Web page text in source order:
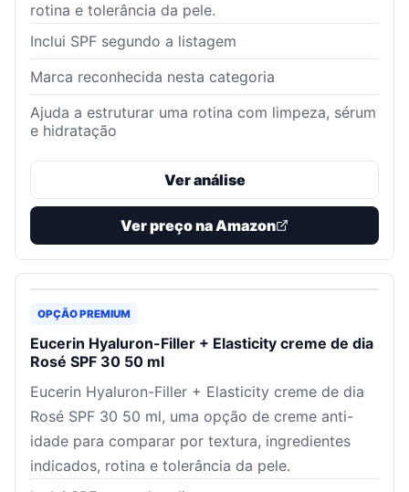
rotina e tolerância da pele.
Inclui SPF segundo a listagem
Marca reconhecida nesta categoria
Ajuda a estruturar uma rotina com limpeza, sérum
e hidratação
Ver análise
Ver preço na Amazon
OPÇÃO PREMIUM
Eucerin Hyaluron-Filler + Elasticity creme de dia
Rosé SPF 30 50 ml
Eucerin Hyaluron-Filler + Elasticity creme de dia
Rosé SPF 30 50 ml, uma opção de creme anti-
idade para comparar por textura, ingredientes
indicados, rotina e tolerância da pele.